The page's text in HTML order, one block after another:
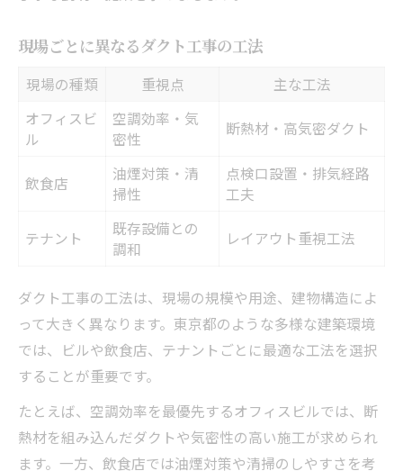
現場ごとに異なるダクト工事の工法
現場の種類 重視点
主な工法
オフィスビ
ル
空調効率・気
密性
断熱材・高気密ダクト
飲食店
油煙対策・清
掃性
点検口設置・排気経路
工夫
テナント
既存設備との
調和
レイアウト重視工法
ダクト工事の工法は、現場の規模や用途、建物構造によ
って大きく異なります。東京都のような多様な建築環境
では、ビルや飲食店、テナントごとに最適な工法を選択
することが重要です。
たとえば、空調効率を最優先するオフィスビルでは、断
熱材を組み込んだダクトや気密性の高い施工が求められ
ます。一方、飲食店では油煙対策や清掃のしやすさを考